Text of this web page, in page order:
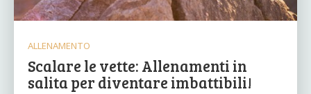
ALLENAMENTO
Scalare le vette: Allenamenti in
salita per diventare imbattibili!